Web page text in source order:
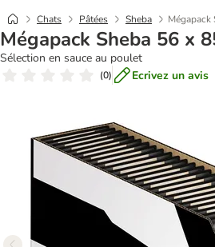
Chats Pâtées Sheba Mégapack
Mégapack Sheba 56 x
Sélection en sauce au poulet
(0) Ecrivez un avis